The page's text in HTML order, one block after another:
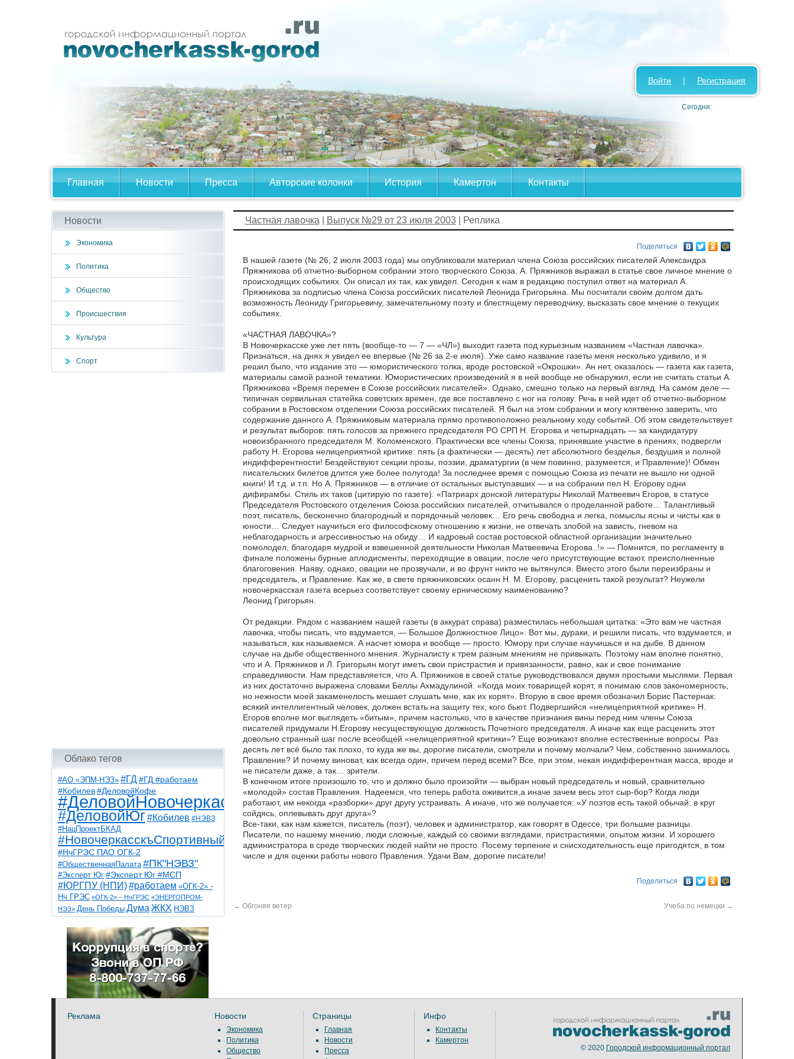
Главная Новости Пресса Авторские колонки История Камертон Контакты
Войти | Регистрация
Сегодня:
Новости
Экономика
Политика
Общество
Происшествия
Культура
Спорт
Облако тегов
#АО «ЭПМ-НЭЗ» #ГД #ГД #работаем
#Кобилев #ДеловойКофе
#ДеловойНовочеркасск
#ДеловойЮг#Кобилев #НЭВЗ
#НацПроектБКАД
#НовочеркасскъСпортивный
#НчГРЭС ПАО ОГК-2
#ОбщественнаяПалата #ПК"НЭВЗ"
#Эксперт Юг #Эксперт Юг #МСП
#ЮРГПУ (НПИ)#работаем «ОГК-2» -
Нч ГРЭС «ОГК-2» – НчГРЭС «ЭНЕРГОПРОМ-
НЭЗ» День Победы Дума ЖКХ НЭВЗ
НчГРЭС ТНТ
благоустройствоветераны выборы
детидороги казаки коррупция космос
общественная палата парк пожар роща
спорт театр транспорт художники
Частная лавочка Выпуск №29 от 23 июля 2003| Реплика
Поделиться
В нашей газете (№ 26, 2 июля 2003 года) мы опубликовали материал члена Союза российских писателей Александра
Пряжникова об отчетно-выборном собрании этого творческого Союза. А. Пряжников выражал в статье свое личное мнение о
происходящих событиях. Он описал их так, как увидел. Сегодня к нам в редакцию поступил ответ на материал А.
Пряжникова за подписью члена Союза российских писателей Леонида Григорьяна. Мы посчитали своим долгом дать
возможность Леониду Григорьевичу, замечательному поэту и блестящему переводчику, высказать свое мнение о текущих
событиях.
«ЧАСТНАЯ ЛАВОЧКА»?
В Новочеркасске уже лет пять (вообще-то — 7 — «ЧЛ») выходит газета под курьезным названием «Частная лавочка».
Признаться, на днях я увидел ее впервые (№ 26 за 2-е июля). Уже само название газеты меня несколько удивило, и я
решил было, что издание это — юмористического толка, вроде ростовской «Окрошки». Ан нет, оказалось — газета как газета,
материалы самой разной тематики. Юмористических произведений я в ней вообще не обнаружил, если не считать статьи А.
Пряжникова «Время перемен в Союзе российских писателей». Однако, смешно только на первый взгляд. На самом деле —
типичная сервильная статейка советских времен, где все поставлено с ног на голову. Речь в ней идет об отчетно-выборном
собрании в Ростовском отделении Союза российских писателей. Я был на этом собрании и могу клятвенно заверить, что
содержание данного А. Пряжниковым материала прямо противоположно реальному ходу событий. Об этом свидетельствует
и результат выборов: пять голосов за прежнего председателя РО СРП Н. Егорова и четырнадцать — за кандидатуру
новоизбранного председателя М. Коломенского. Практически все члены Союза, принявшие участие в прениях, подвергли
работу Н. Егорова нелицеприятной критике: пять (а фактически — десять) лет абсолютного безделья, бездушия и полной
индифферентности! Бездействуют секции прозы, поэзии, драматургии (в чем повинно, разумеется, и Правление)! Обмен
писательских билетов длится уже более полугода! За последнее время с помощью Союза из печати не вышло ни одной
книги! И т.д. и т.п. Но А. Пряжников — в отличие от остальных выступавших — и на собрании пел Н. Егорову одни
дифирамбы. Стиль их таков (цитирую по газете): «Патриарх донской литературы Николай Матвеевич Егоров, в статусе
Председателя Ростовского отделения Союза российских писателей, отчитывался о проделанной работе… Талантливый
поэт, писатель, бесконечно благородный и порядочный человек… Его речь свободна и легка, помыслы ясны и чисты как в
юности… Следует научиться его философскому отношению к жизни, не отвечать злобой на зависть, гневом на
неблагодарность и агрессивностью на обиду… И кадровый состав ростовской областной организации значительно
помолодел, благодаря мудрой и взвешенной деятельности Николая Матвеевича Егорова..!» — Помнится, по регламенту в
финале положены бурные аплодисменты, переходящие в овации, после чего присутствующие встают, преисполненные
благоговения. Наяву, однако, овации не прозвучали, и во фрунт никто не вытянулся. Вместо этого были переизбраны и
председатель, и Правление. Как же, в свете пряжниковских осанн Н. М. Егорову, расценить такой результат? Неужели
новочеркасская газета всерьез соответствует своему ерническому наименованию?
Леонид Григорьян.
От редакции. Рядом с названием нашей газеты (в аккурат справа) разместилась небольшая цитатка: «Это вам не частная
лавочка, чтобы писать, что вздумается, — Большое Должностное Лицо». Вот мы, дураки, и решили писать, что вздумается, и
называться, как называемся. А насчет юмора и вообще — просто. Юмору при случае научишься и на дыбе. В данном
случае на дыбе общественного мнения. Журналисту к трем разным мнениям не привыкать. Поэтому нам вполне понятно,
что и А. Пряжников и Л. Григорьян могут иметь свои пристрастия и привязанности, равно, как и свое понимание
справедливости. Нам представляется, что А. Пряжников в своей статье руководствовался двумя простыми мыслями. Первая
из них достаточно выражена словами Беллы Ахмадулиной: «Когда моих товарищей корят, я понимаю слов закономерность,
но нежности моей закаменелость мешает слушать мне, как их корят». Вторую в свое время обозначил Борис Пастернак:
всякий интеллигентный человек, должен встать на защиту тех, кого бьют. Подвергшийся «нелицеприятной критике» Н.
Егоров вполне мог выглядеть «битым», причем настолько, что в качестве признания вины перед ним члены Союза
писателей придумали Н.Егорову несуществующую должность Почетного председателя. А иначе как еще расценить этот
довольно странный шаг после всеобщей «нелицеприятной критики»? Еще возникают вполне естественные вопросы. Раз
десять лет всё было так плохо, то куда же вы, дорогие писатели, смотрели и почему молчали? Чем, собственно занималось
Правление? И почему виноват, как всегда один, причем перед всеми? Все, при этом, некая индифферентная масса, вроде и
не писатели даже, а так… зрители.
В конечном итоге произошло то, что и должно было произойти — выбран новый председатель и новый, сравнительно
«молодой» состав Правления. Надеемся, что теперь работа оживится,а иначе зачем весь этот сыр-бор? Когда люди
работают, им некогда «разборки» друг другу устраивать. А иначе, что же получается: «У поэтов есть такой обычай: в круг
сойдясь, оплевывать друг друга»?
Все-таки, как нам кажется, писатель (поэт), человек и администратор, как говорят в Одессе, три большие разницы.
Писатели, по нашему мнению, люди сложные, каждый со своими взглядами, пристрастиями, опытом жизни. И хорошего
администратора в среде творческих людей найти не просто. Посему терпение и снисходительность еще пригодятся, в том
числе и для оценки работы нового Правления. Удачи Вам, дорогие писатели!
Поделиться
← Обгоняя ветер Учеба по немецки →
Реклама Новости
Экономика
Политика
Общество
Страницы
Главная
Новости
Пресса
Инфо
Контакты
Камертон
© 2020 Городской информационный портал